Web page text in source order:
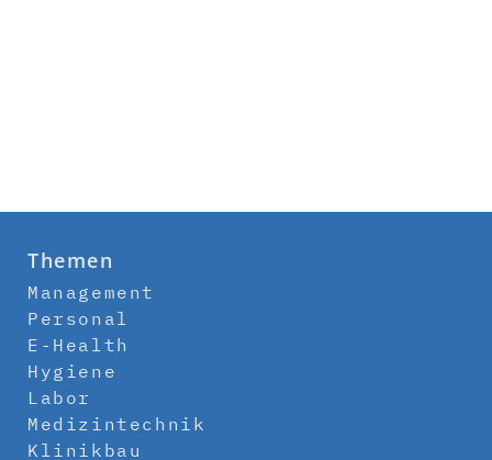
Themen
Management
Personal
E-Health
Hygiene
Labor
Medizintechnik
Klinikbau